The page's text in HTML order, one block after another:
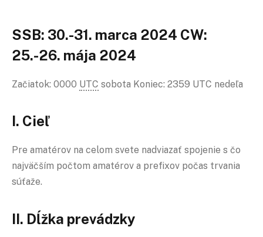
SSB: 30.-31. marca 2024 CW:
25.-26. mája 2024
Začiatok: 0000 UTC sobota Koniec: 2359 UTC nedeľa
I. Cieľ
Pre amatérov na celom svete nadviazať spojenie s čo
najväčším počtom amatérov a prefixov počas trvania
súťaže.
II. Dĺžka prevádzky